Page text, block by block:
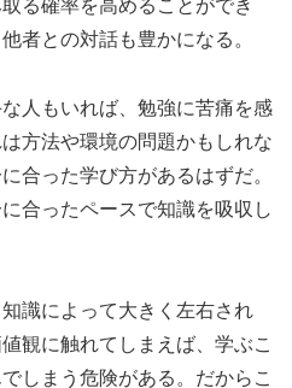
る確率を高めることができ
者との対話も豊かになる。
人もいれば、勉強に苦痛を感
方法や環境の問題かもしれな
合った学び方があるはずだ。
合ったペースで知識を吸収し
識によって大きく左右され
観に触れてしまえば、学ぶこ
しまう危険がある。だからこ